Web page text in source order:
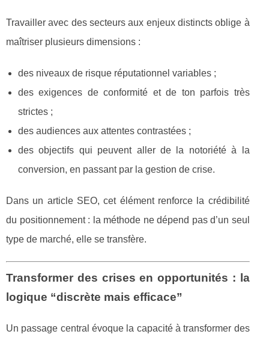
Travailler avec des secteurs aux enjeux distincts oblige à
maîtriser plusieurs dimensions :
des niveaux de risque réputationnel variables ;
des exigences de conformité et de ton parfois très
strictes ;
des audiences aux attentes contrastées ;
des objectifs qui peuvent aller de la notoriété à la
conversion, en passant par la gestion de crise.
Dans un article SEO, cet élément renforce la crédibilité
du positionnement : la méthode ne dépend pas d’un seul
type de marché, elle se transfère.
Transformer des crises en opportunités : la
logique “discrète mais efficace”
Un passage central évoque la capacité à transformer des